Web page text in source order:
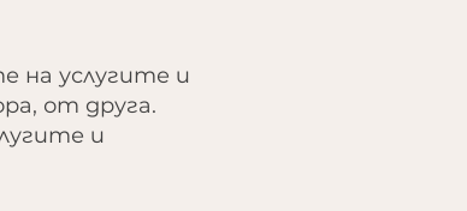
услугите и
от друга.
и